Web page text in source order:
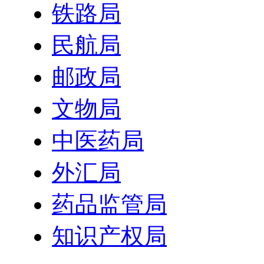
铁路局
民航局
邮政局
文物局
中医药局
外汇局
药品监管局
知识产权局